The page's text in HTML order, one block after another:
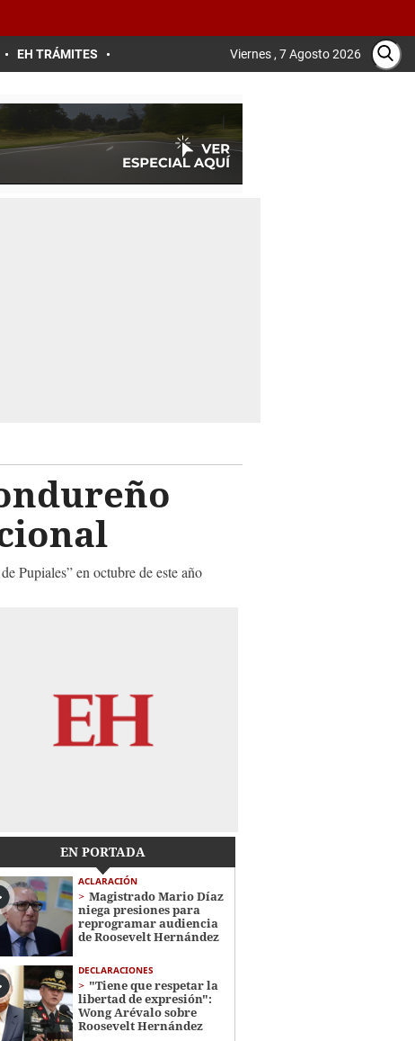
EH TRÁMITES Viernes , 7 Agosto 2026
Pupiales” en octubre de este año
EN PORTADA
ACLARACIÓN
Magistrado Mario Díaz
niega presiones para
reprogramar audiencia
de Roosevelt Hernández
DECLARACIONES
"Tiene que respetar la
libertad de expresión":
Wong Arévalo sobre
Roosevelt Hernández